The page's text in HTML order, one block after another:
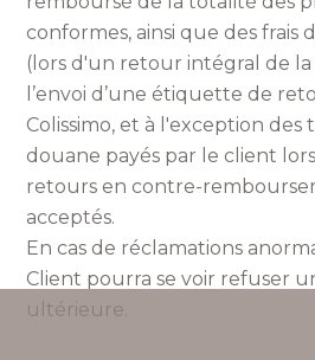
conformes, ainsi que des frais
(lors d'un retour intégral de
l’envoi d’une étiquette de
Colissimo, et à l'exception des
douane payés par le client
retours en contre-
acceptés.
En cas de réclamations
Client pourra se voir refuser
ultérieure.